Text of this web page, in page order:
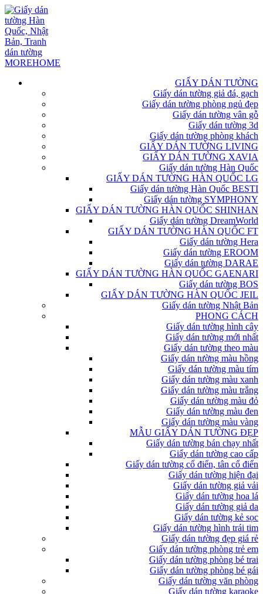
GIẤY DÁN TƯỜNG
Giấy dán tường giả đá, gạch
Giấy dán tường phòng ngủ đẹp
Giấy dán tường vân gỗ
Giấy dán tường 3d
Giấy dán tường phòng khách
GIẤY DÁN TƯỜNG LIVING
GIẤY DÁN TƯỜNG XAVIA
Giấy dán tường Hàn Quốc
GIẤY DÁN TƯỜNG HÀN QUỐC LG
Giấy dán tường Hàn Quốc BESTI
Giấy dán tường SYMPHONY
GIẤY DÁN TƯỜNG HÀN QUỐC SHINHAN
Giấy dán tường DreamWorld
GIẤY DÁN TƯỜNG HÀN QUỐC FT
Giấy dán tường Hera
Giấy dán tường EROOM
Giấy dán tường DARAE
GIẤY DÁN TƯỜNG HÀN QUỐC GAENARI
Giấy dán tường BOS
GIẤY DÁN TƯỜNG HÀN QUỐC JEIL
Giấy dán tường Nhật Bản
PHONG CÁCH
Giấy dán tường hình cây
Giấy dán tường mới nhất
Giấy dán tường theo màu
Giấy dán tường màu hồng
Giấy dán tường màu tím
Giấy dán tường màu xanh
Giấy dán tường màu trắng
Giấy dán tường màu đỏ
Giấy dán tường màu đen
Giấy dán tường màu vàng
MẪU GIẤY DÁN TƯỜNG ĐẸP
Giấy dán tường bán chạy nhất
Giấy dán tường cao cấp
Giấy dán tường cổ điển, tân cổ điển
Giấy dán tường hiện đại
Giấy dán tường giả vải
Giấy dán tường hoa lá
Giấy dán tường giả da
Giấy dán tường kẻ sọc
Giấy dán tường hình trái tim
Giấy dán tường đẹp giá rẻ
Giấy dán tường phòng trẻ em
Giấy dán tường phòng bé trai
Giấy dán tường phòng bé gái
Giấy dán tường văn phòng
Giấy dán tường karaoke